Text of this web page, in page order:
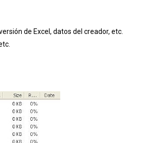
de Excel, datos del creador, etc.